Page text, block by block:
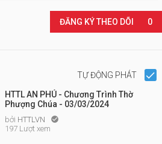
ĐĂNG KÝ THEO DÕI 0
TỰ ĐỘNG PHÁT
HTTL AN PHÚ - Chương Trình Thờ
Phượng Chúa - 03/03/2024
bởi HTTLVN 
197 Lượt xem